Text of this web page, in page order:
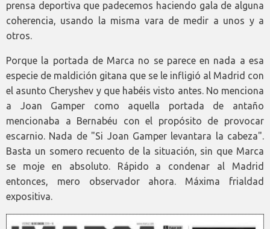
prensa deportiva que padecemos haciendo gala de alguna
coherencia, usando la misma vara de medir a unos y a
otros.
Porque la portada de Marca no se parece en nada a esa
especie de maldición gitana que se le infligió al Madrid con
el asunto Cheryshev y que habéis visto antes. No menciona
a Joan Gamper como aquella portada de antaño
mencionaba a Bernabéu con el propósito de provocar
escarnio. Nada de "Si Joan Gamper levantara la cabeza".
Basta un somero recuento de la situación, sin que Marca
se moje en absoluto. Rápido a condenar al Madrid
entonces, mero observador ahora. Máxima frialdad
expositiva.